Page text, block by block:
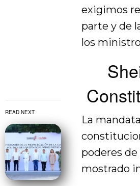
READ NEXT
exigimos
parte y de
los
La
poderes
mostrado